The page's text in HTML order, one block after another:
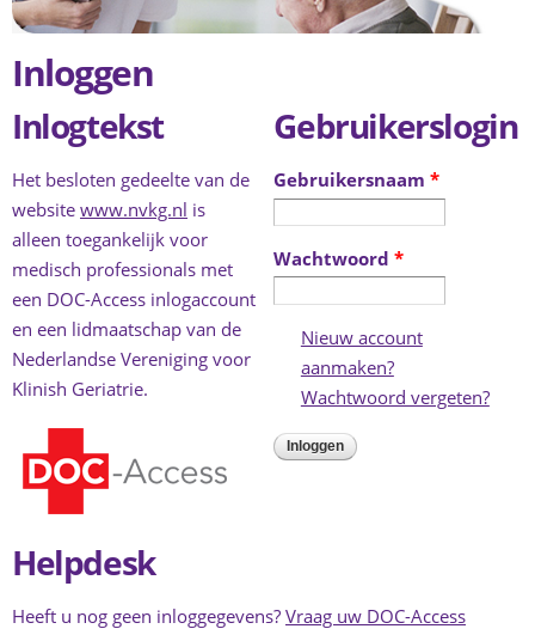
Inloggen
Inlogtekst
Het besloten gedeelte van de
website www.nvkg.nl is
alleen toegankelijk voor
medisch professionals met
een DOC-Access inlogaccount
en een lidmaatschap van de
Nederlandse Vereniging voor
Klinish Geriatrie.
Gebruikerslogin
Gebruikersnaam*
Wachtwoord*
Nieuw account
aanmaken?(link is external)
Wachtwoord vergeten?(link
Helpdesk
Heeft u nog geen inloggegevens? Vraag uw DOC-Access